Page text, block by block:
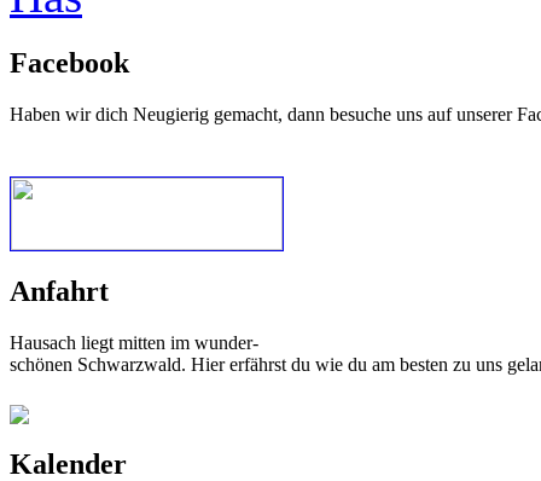
Facebook
Haben wir dich Neugierig gemacht, dann besuche uns auf unserer
Anfahrt
Hausach liegt mitten im wunder-
schönen Schwarzwald. Hier erfährst du wie du am besten zu uns
Kalender